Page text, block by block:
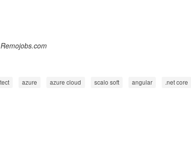
azure azure cloud scalo soft angular .net core